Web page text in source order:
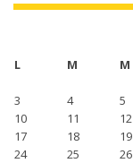
L
M M
3
4 5
10
11 12
17
18 19
24
25 26